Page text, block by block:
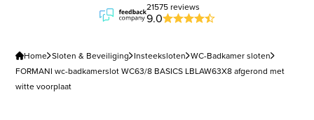
21575 reviews
9.0
Home Sloten & Beveiliging Insteeksloten WC-Badkamer sloten
FORMANI wc-badkamerslot WC63/8 BASICS LBLAW63X8 afgerond met
witte voorplaat